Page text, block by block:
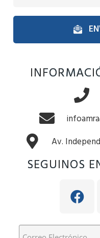
Av.
SEGUINOS